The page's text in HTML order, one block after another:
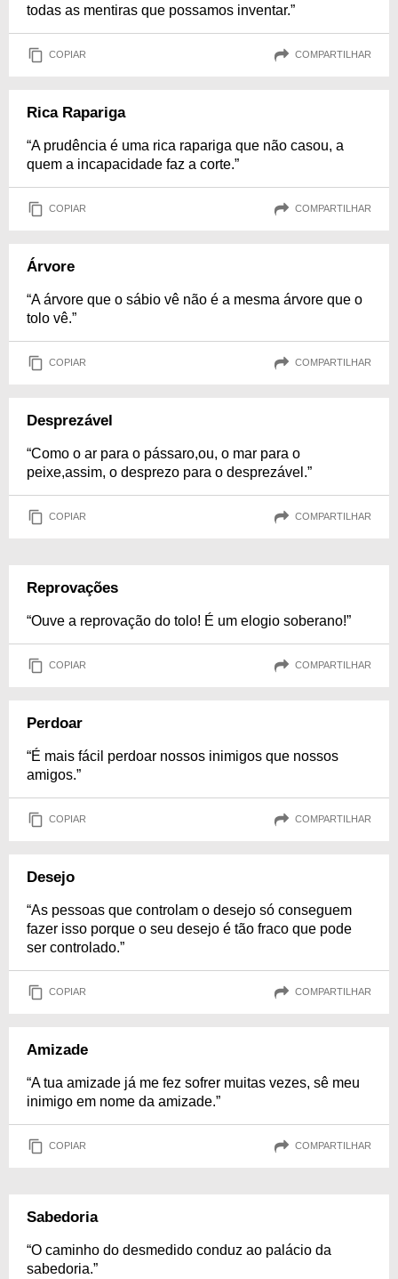
todas as mentiras que possamos inventar.”
COPIAR COMPARTILHAR
Rica Rapariga
“A prudência é uma rica rapariga que não casou, a
quem a incapacidade faz a corte.”
COPIAR COMPARTILHAR
Árvore
“A árvore que o sábio vê não é a mesma árvore que o
tolo vê.”
COPIAR COMPARTILHAR
Desprezável
“Como o ar para o pássaro,ou, o mar para o
peixe,assim, o desprezo para o desprezável.”
COPIAR COMPARTILHAR
Reprovações
“Ouve a reprovação do tolo! É um elogio soberano!”
COPIAR COMPARTILHAR
Perdoar
“É mais fácil perdoar nossos inimigos que nossos
amigos.”
COPIAR COMPARTILHAR
Desejo
“As pessoas que controlam o desejo só conseguem
fazer isso porque o seu desejo é tão fraco que pode
ser controlado.”
COPIAR COMPARTILHAR
Amizade
“A tua amizade já me fez sofrer muitas vezes, sê meu
inimigo em nome da amizade.”
COPIAR COMPARTILHAR
Sabedoria
“O caminho do desmedido conduz ao palácio da
sabedoria.”